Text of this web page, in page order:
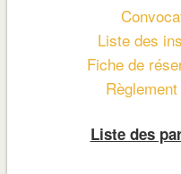
Liste des
Fiche de
Liste des